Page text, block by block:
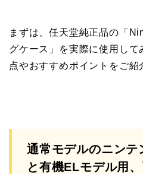
まずは、任天堂純正品の「
グケース」を実際に使用して
点やおすすめポイントをご紹
通常モデルのニンテ
と有機ELモデル用